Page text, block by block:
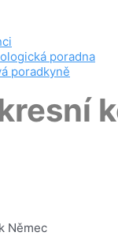
poradna
poradkyně
Němec